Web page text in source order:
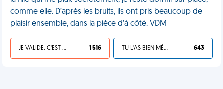
comme elle. D’après les bruits, ils ont pris beaucoup de
plaisir ensemble, dans la pièce d’à côté. VDM
JE VALIDE, C'EST UNE VDM 1 516 TU L'AS BIEN MÉRITÉ 643